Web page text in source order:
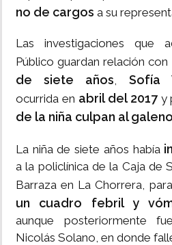
no de cargos a su
Las investigaciones que
Público guardan relación con
de siete años, Sofía
ocurrida en abril del 2017y
de la niña culpan al
La niña de siete años había
a la policlínica de la Caja de
Barraza en La Chorrera,
un cuadro febril y
aunque posteriormente
Nicolás Solano, en donde